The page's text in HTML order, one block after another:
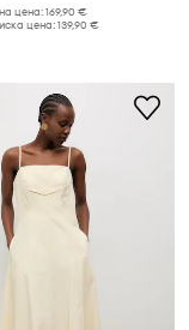
цена:169,90 €
цена:139,90 €